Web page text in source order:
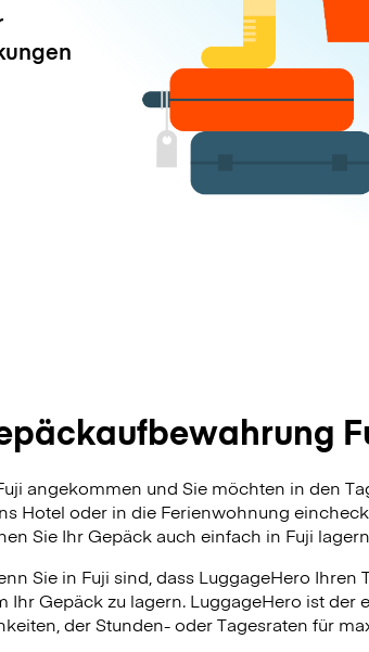
angekommen und Sie möchten in den
Hotel oder in die Ferienwohnung
Sie Ihr Gepäck auch einfach in Fuji
Sie in Fuji sind, dass LuggageHero Ihren
Ihr Gepäck zu lagern. LuggageHero ist der
der Stunden- oder Tagesraten für